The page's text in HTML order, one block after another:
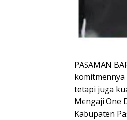
PASAMAN
tetapi juga
Mengaji One
Kabupaten